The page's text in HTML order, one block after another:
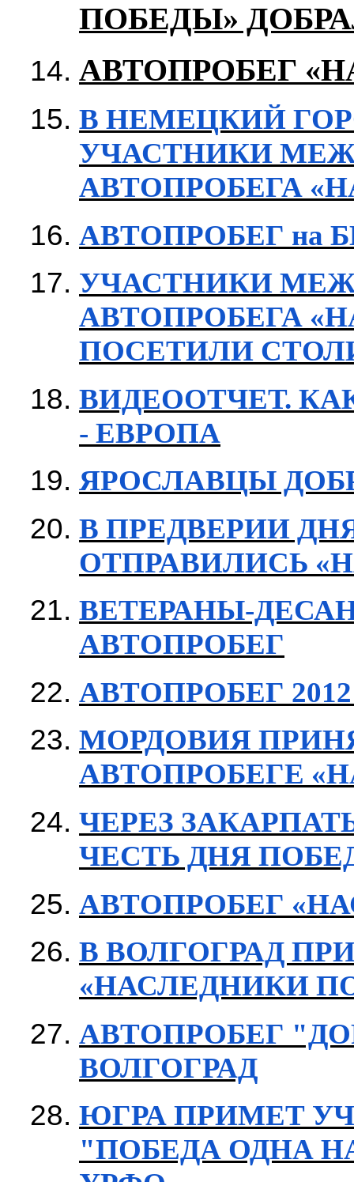
ПОБЕДЫ»
АВТОПРОБЕГ
В НЕМЕЦКИЙ
УЧАСТНИКИ
АВТОПРОБЕГА
АВТОПРОБЕГ на
УЧАСТНИКИ
АВТОПРОБЕГА
ПОСЕТИЛИ
ВИДЕООТЧЕТ.
- ЕВРОПА
ЯРОСЛАВЦЫ
В ПРЕДВЕРИИ
ОТПРАВИЛИСЬ
ВЕТЕРАНЫ-
АВТОПРОБЕГ
АВТОПРОБЕГ
МОРДОВИЯ
АВТОПРОБЕГЕ
ЧЕРЕЗ
ЧЕСТЬ ДНЯ
АВТОПРОБЕГ
В ВОЛГОГРАД
«НАСЛЕДНИКИ
АВТОПРОБЕГ
ВОЛГОГРАД
ЮГРА ПРИМЕТ
"ПОБЕДА ОДНА